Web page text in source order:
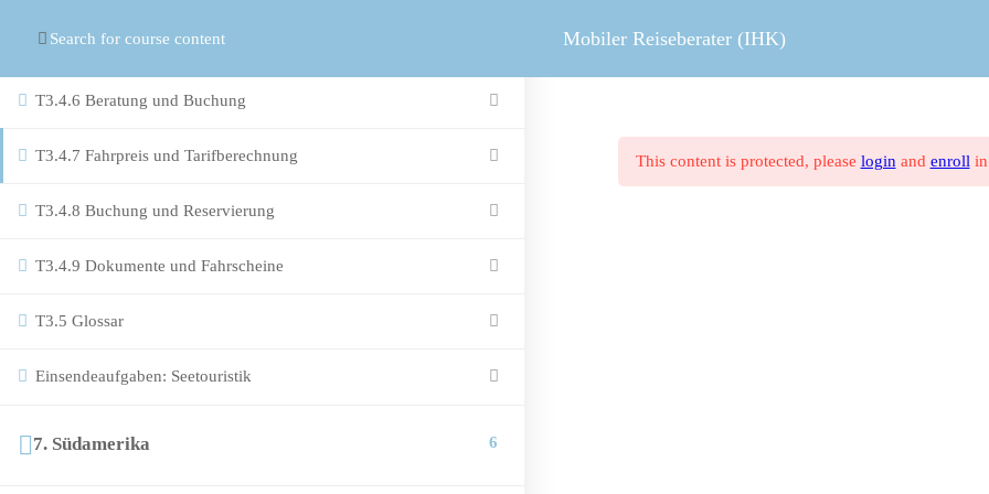
Mobiler Reiseberater (IHK)
T3.4.5 Nationale und internationale Fährverbindungen
T3.4.6 Beratung und Buchung
T3.4.7 Fahrpreis und Tarifberechnung
T3.4.8 Buchung und Reservierung
T3.4.9 Dokumente und Fahrscheine
T3.5 Glossar
Einsendeaufgaben: Seetouristik
7. Südamerika 6
This content is protected, please login and enroll
© CopyrightASR Berlin Reiseverband